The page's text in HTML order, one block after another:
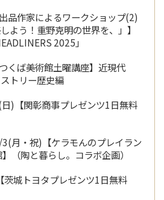
品作家によるワークショップ(2)
よう！重野克明の世界を、」】
2025」
くば美術館土曜講座】近現代
トリー歴史編
)【関彰商事プレゼンツ1日無料
月・祝)【ケラモんのプレイラン
（陶と暮らし。コラボ企画）
茨城トヨタプレゼンツ1日無料